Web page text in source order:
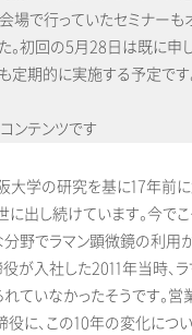
場で行っていたセミナーも
。初回の5月28日は既に申
定期的に実施する予定です
テンツです
大学の研究を基に17年前に
出し続けています。今で
野でラマン顕微鏡の利用
が入社した2011年当時、
ていなかったそうです。営
に、この10年の変化につ